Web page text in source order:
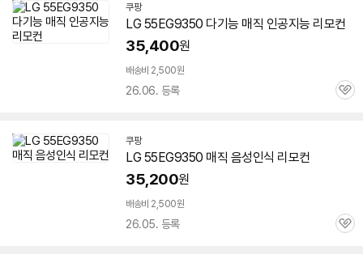
쿠팡
LG 55EG9350 다기능 매직 인공지능 리모컨
35,400원
배송비 2,500원
26.06. 등록
관
쿠팡
LG 55EG9350 매직 음성인식 리모컨
35,200원
배송비 2,500원
26.05. 등록
관